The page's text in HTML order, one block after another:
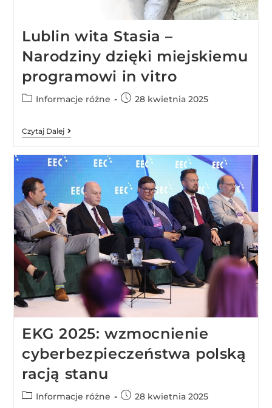
Lublin wita Stasia –
Narodziny dzięki miejskiemu
programowi in vitro
Informacje różne 28 kwietnia 2025
Czytaj Dalej
EKG 2025: wzmocnienie
cyberbezpieczeństwa polską
racją stanu
Informacje różne 28 kwietnia 2025